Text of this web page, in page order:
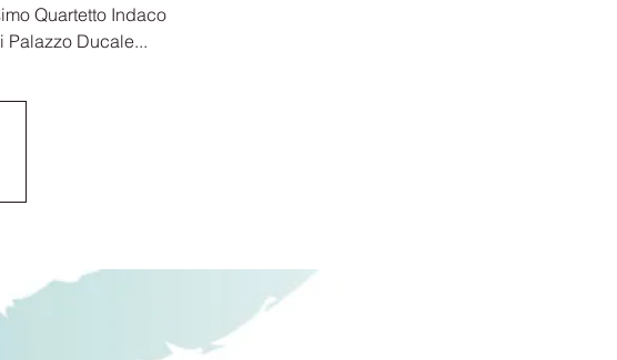
Quartetto Indaco
Ducale...